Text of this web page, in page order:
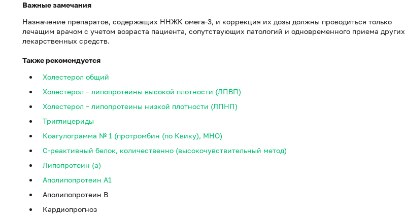
Важные замечания
Назначение препаратов, содержащих ННЖК омега-3, и коррекция их дозы должны проводиться только
лечащим врачом с учетом возраста пациента, сопутствующих патологий и одновременного приема других
лекарственных средств.
Также рекомендуется
Холестерол общий
Холестерол – липопротеины высокой плотности (ЛПВП)
Холестерол – липопротеины низкой плотности (ЛПНП)
Триглицериды
Коагулограмма № 1 (протромбин (по Квику), МНО)
С-реактивный белок, количественно (высокочувствительный метод)
Липопротеин (a)
Аполипопротеин A1
Аполипопротеин B
Кардиопрогноз